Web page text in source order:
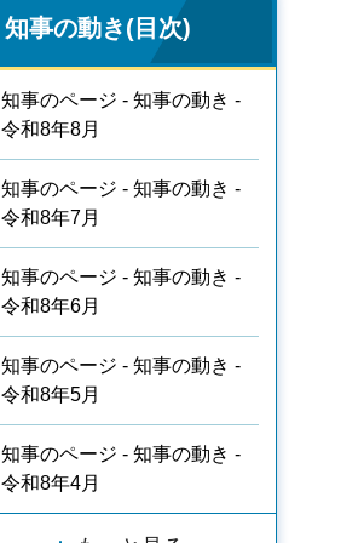
知事の動き(目次)
知事のページ - 知事の動き -
令和8年8月
知事のページ - 知事の動き -
令和8年7月
知事のページ - 知事の動き -
令和8年6月
知事のページ - 知事の動き -
令和8年5月
知事のページ - 知事の動き -
令和8年4月